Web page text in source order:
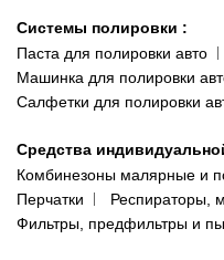
Системы полировки :
Паста для полировки авто
Машинка для полировки
Салфетки для полировки
Средства
Комбинезоны малярные и
Перчатки
Респираторы,
Фильтры, предфильтры и